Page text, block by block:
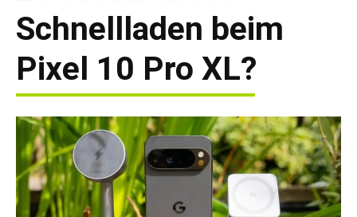
Schnellladen beim
Pixel 10 Pro XL?